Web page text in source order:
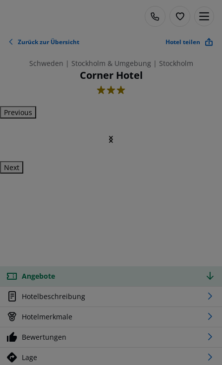
Zurück zur Übersicht Hotel teilen
Schweden | Stockholm & Umgebung | Stockholm
Corner Hotel
3
Previous
Next
Angebote
Hotelbeschreibung
Hotelmerkmale
Bewertungen
Lage